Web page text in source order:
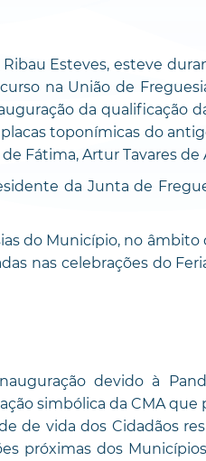
Esteves, esteve
na União de
da qualificação
toponímicas do
Fátima, Artur Tavares de
da Junta de
do Município, no âmbito
nas celebrações do
devido à
simbólica da CMA
de vida dos Cidadãos
próximas dos